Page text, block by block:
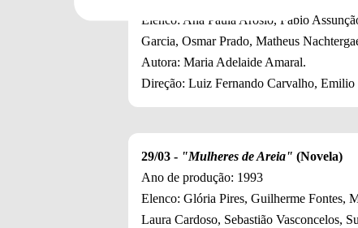
Elenco: Ana Paula Arósio, Fábio
Garcia, Osmar Prado, Matheus
Autora: Maria Adelaide Amaral.
Direção: Luiz Fernando Carvalho,
29/03 - "Mulheres de Areia" (Novela)
Ano de produção: 1993
Elenco: Glória Pires, Guilherme Fontes,
Laura Cardoso, Sebastião Vasconcelos,